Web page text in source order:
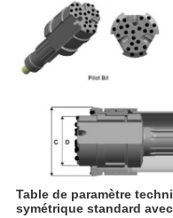
Table de paramètre
symétrique standard